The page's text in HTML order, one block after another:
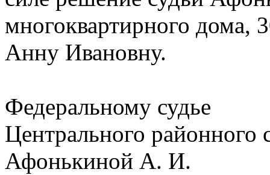
многоквартирного дома,
Анну Ивановну.
Федеральному судье
Центрального районного
Афонькиной А. И.